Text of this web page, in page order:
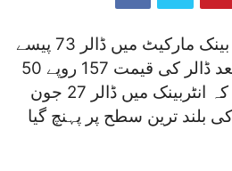
(نیوز لینزپاکستان)انٹر بینک مارکیٹ میں ڈالر 73 پیسے
سستا ہو گیا جس کے بعد ڈالر کی قیمت 157 روپے 50
پیسے ہو گئی۔ یاد رہے کہ انٹربینک میں ڈالر 27 جون
25 پیسے کی بلند ترین سطح پر پہنچ گیا